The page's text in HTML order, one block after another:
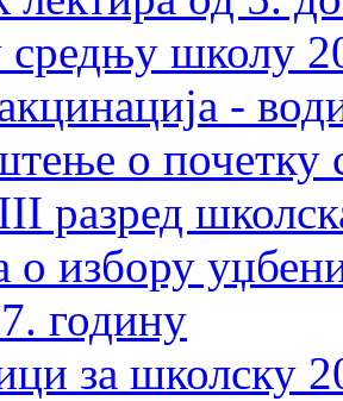
школу
-
о почетку
разред
о избору
годину
за школску